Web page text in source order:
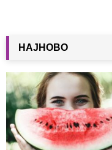
НАЈНОВО